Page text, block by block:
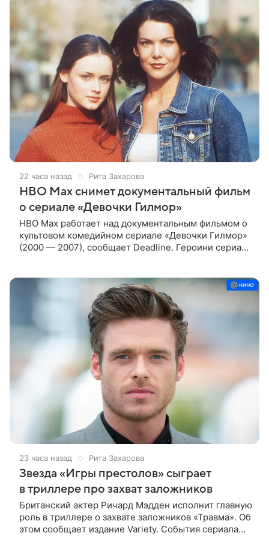
22 часа назад Рита Захарова
HBO Max снимет документальный фильм
о сериале «Девочки Гилмор»
HBO Max работает над документальным фильмом о
культовом комедийном сериале «Девочки Гилмор»
(2000 — 2007), сообщает Deadline. Героини сериала
23 часа назад Рита Захарова
Звезда «Игры престолов» сыграет
в триллере про захват заложников
Британский актер Ричард Мэдден исполнит главную
роль в триллере о захвате заложников «Травма». Об
этом сообщает издание Variety. События сериала